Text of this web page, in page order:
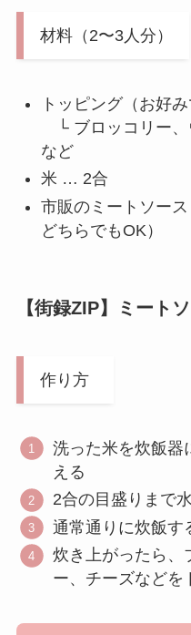
材料（2〜3人分）
トッピング（お好み
└ ブロッコリー、
など
米 … 2合
市販のミートソー
どちらでもOK）
【街録ZIP】ミート
作り方
洗った米を炊飯器
える
2合の目盛りまで
通常通りに炊飯す
炊き上がったら、
ー、チーズなどを